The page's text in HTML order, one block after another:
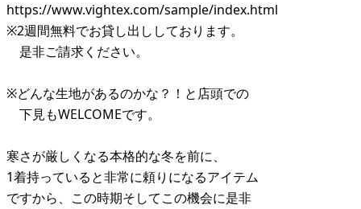
https://www.vightex.com/sample/index.html
※2週間無料でお貸し出ししております。
是非ご請求ください。
※どんな生地があるのかな？！と店頭での
下見もWELCOMEです。
寒さが厳しくなる本格的な冬を前に、
1着持っていると非常に頼りになるアイテム
ですから、この時期そしてこの機会に是非